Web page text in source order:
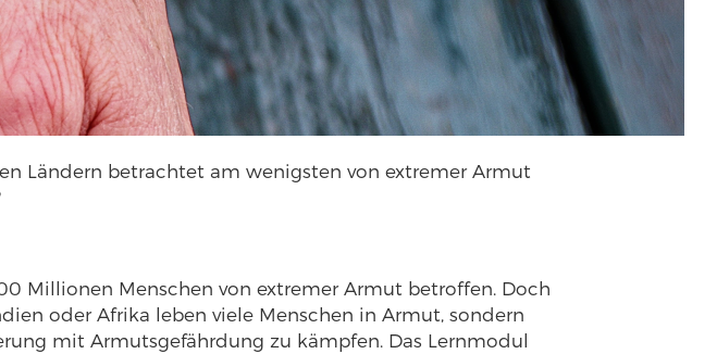
Ländern betrachtet am wenigsten von extremer Armut
Millionen Menschen von extremer Armut betroffen. Doch
oder Afrika leben viele Menschen in Armut, sondern
mit Armutsgefährdung zu kämpfen. Das Lernmodul